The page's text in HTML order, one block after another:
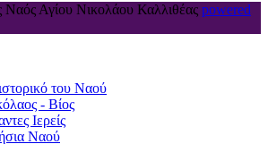
Ναός Αγίου Νικολάου Καλλιθέας powered
του Ναού
- Βίος
Ιερείς
Ναού